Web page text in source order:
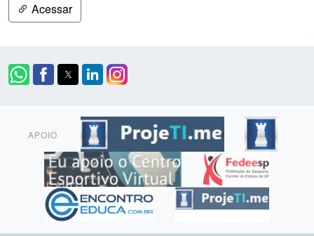
Acessar
APOIO